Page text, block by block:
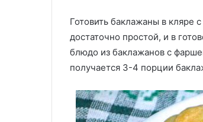
Готовить баклажаны в кляре
достаточно простой, и в
блюдо из баклажанов с
получается 3-4 порции
традиции и современные
интерпретации